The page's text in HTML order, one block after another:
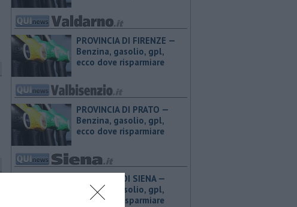
PROVINCIA DI FIRENZE — ​
Benzina, gasolio, gpl,
ecco dove risparmiare
PROVINCIA DI PRATO — ​
Benzina, gasolio, gpl,
ecco dove risparmiare
PROVINCIA DI SIENA — ​
Benzina, gasolio, gpl,
ecco dove risparmiare